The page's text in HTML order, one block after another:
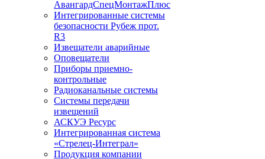
АвангардСпецМонтажПлюс
Интегрированные системы
безопасности Рубеж прот.
R3
Извещатели аварийные
Оповещатели
Приборы приемно-
контрольные
Радиоканальные системы
Системы передачи
извещений
АСКУЭ Ресурс
Интегрированная система
«Стрелец-Интеграл»
Продукция компании